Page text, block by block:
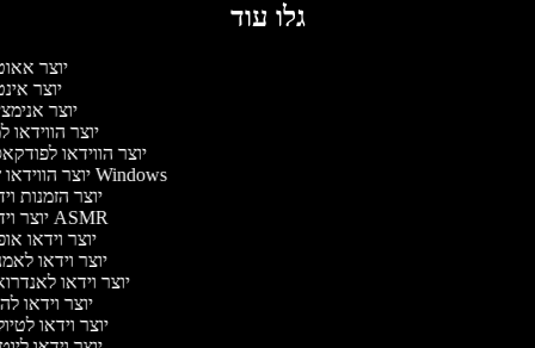
גלו עוד
יוצר
יוצר
יוצר
יוצר
יוצר הווידאו
יוצר הווידאו של Windows
יוצר הזמנות
יוצר וידאו ASMR
יוצר וידאו
יוצר וידאו
יוצר וידאו
יוצר וידאו
יוצר וידאו